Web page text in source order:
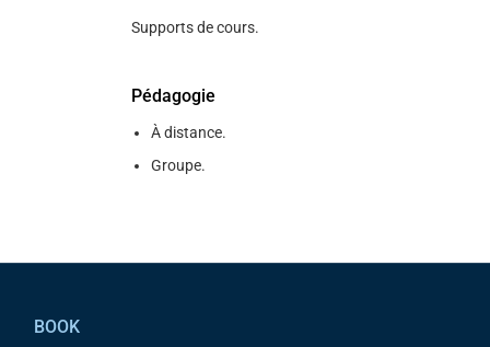
Supports de cours.
Pédagogie
À distance.
Groupe.
BOOK